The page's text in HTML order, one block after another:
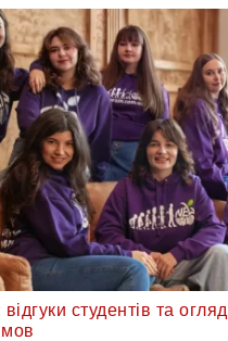
студентів та
мов